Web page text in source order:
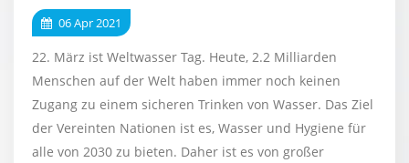
06 Apr 2021
22. März ist Weltwasser Tag. Heute, 2.2 Milliarden
Menschen auf der Welt haben immer noch keinen
Zugang zu einem sicheren Trinken von Wasser. Das Ziel
der Vereinten Nationen ist es, Wasser und Hygiene für
alle von 2030 zu bieten. Daher ist es von großer